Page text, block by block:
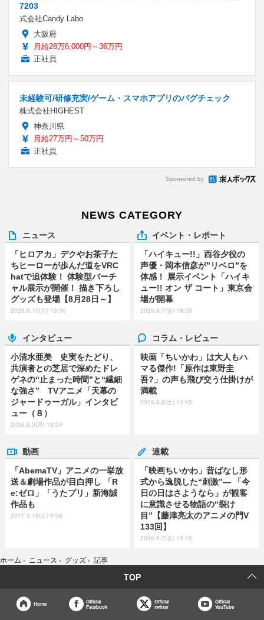
7203
式会社Candy Labo
大阪府
月給28万6,000円～36万円
正社員
未経験可/研修充実/ゲーム・スマホアプリのバグチェック
株式会社HIGHEST
神奈川県
月給27万円～50万円
正社員
Sponsored by
NEWS CATEGORY
ニュース
「ヒロアカ」デクやお茶子た
ちヒーローが歩んだ道をVRC
hatで追体験！ 体験型バーチ
ャル展示が開催！ 描き下ろし
グッズも登場【8月28日～】
2026.8.10(月) 13:00
イベント・レポート
「ハイキュー!!」西谷夕役の
声優・岡本信彦が”リベロ”を
体感！ 展示イベント「ハイキ
ュー!! オン ザ コート」東京会
場が開幕
2026.8.7(金) 18:20
インタビュー
小清水亜美 史実をたどり、
共演者との芝居で深めたドレ
ゲネの“止まった時間”と“繊細
な強さ” TVアニメ「天幕の
ジャードゥーガル」インタビ
ュー（８）
2026.8.3(月) 18:00
コラム・レビュー
映画「ちいかわ」は大人もハ
マる傑作!「原作は東野圭
吾?」の声も飛び交う仕掛けが
満載
2026.8.8(土) 10:45
動画
「AbemaTV」アニメの一挙放
送＆劇場作品が目白押し 「R
e:ゼロ」「うたプリ」新海誠
作品も
2017.3.18(土) 9:06
連載
「映画ちいかわ」昔ばなし形
式から逸脱した“刺激”― 「今
日の日はさようなら」が観客
に意識させる物語の“裂け
目”【藤津亮太のアニメの門V
133回】
2026.8.7(金) 19:15
ホーム › ニュース › グッズ › 記事
TOP
Home
Official
Facebook
Official
twitter
Official
YouTube